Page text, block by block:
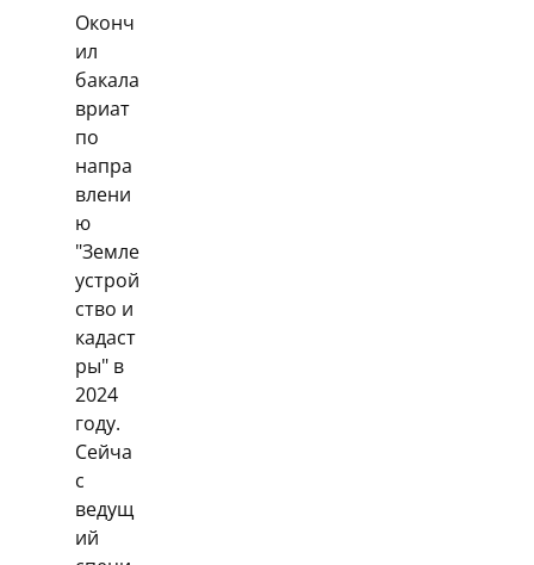
Оконч
ил
бакала
вриат
по
напра
влени
ю
"Земле
устрой
ство и
кадаст
ры" в
2024
году.
Сейча
с
ведущ
ий